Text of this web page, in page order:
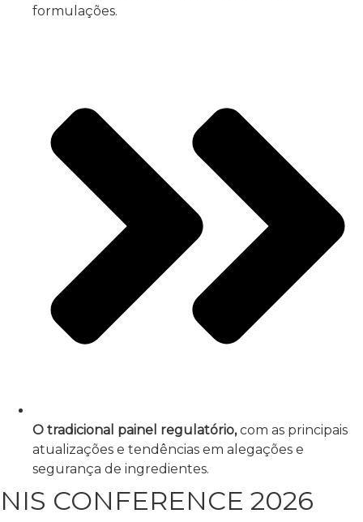
formulações.
O tradicional painel regulatório,com as principais
atualizações e tendências em alegações e
segurança de ingredientes.
NIS CONFERENCE 2026